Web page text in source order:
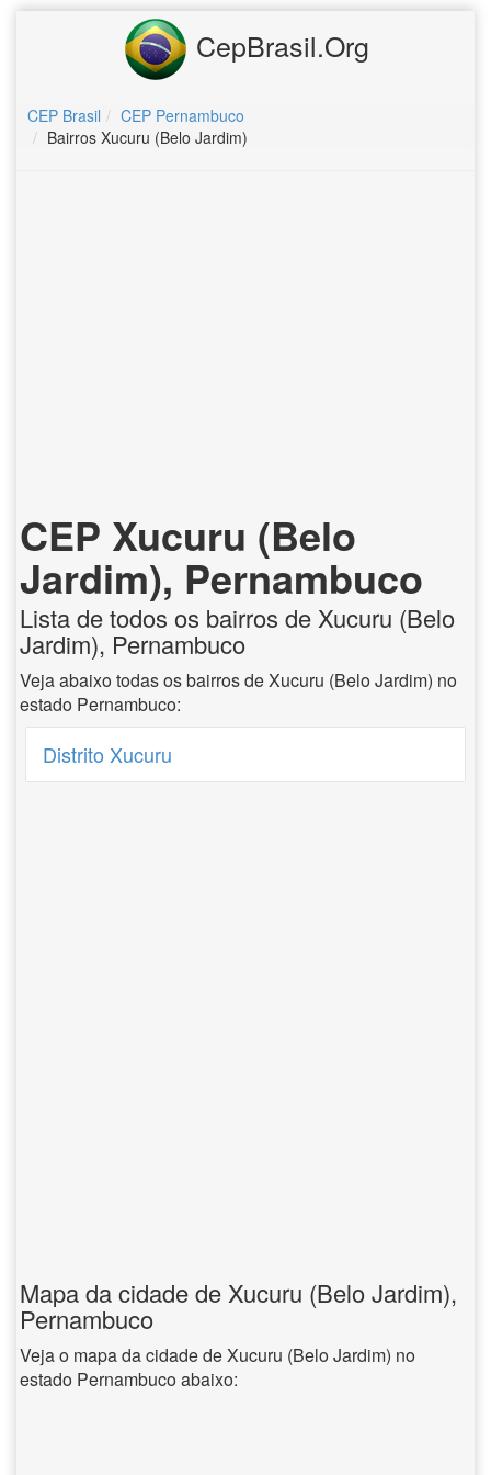
CepBrasil.Org
CEP Brasil
CEP Pernambuco
Bairros Xucuru (Belo Jardim)
CEP Xucuru (Belo
Jardim), Pernambuco
Lista de todos os bairros de Xucuru (Belo
Jardim), Pernambuco
Veja abaixo todas os bairros de Xucuru (Belo Jardim) no
estado Pernambuco:
Distrito Xucuru
Mapa da cidade de Xucuru (Belo Jardim),
Pernambuco
Veja o mapa da cidade de Xucuru (Belo Jardim) no
estado Pernambuco abaixo: